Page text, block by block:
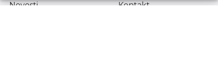
Novosti
Kontakt